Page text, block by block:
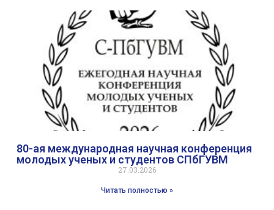
80-ая международная научная конференция
молодых ученых и студентов СПбГУВМ
27.03.2026
Читать полностью »